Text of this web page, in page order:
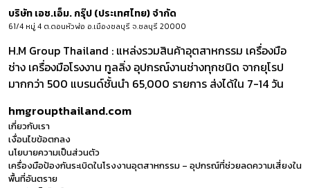
บริษัท เอช.เอ็ม. กรุ๊ป (ประเทศไทย) จำกัด
61/4 หมู่ 4 ต.ดอนหัวฬ่อ อ.เมืองชลบุรี จ.ชลบุรี 20000
H.M Group Thailand : แหล่งรวมสินค้าอุตสาหกรรม เครื่องมือ
ช่าง เครื่องมือโรงงาน ทูลลิ่ง อุปกรณ์งานช่างทุกชนิด จากยุโรป
มากกว่า 500 แบรนด์ชั้นนำ 65,000 รายการ ส่งได้ใน 7-14 วัน
hmgroupthailand.com
เกี่ยวกับเรา
เงื่อนไขข้อตกลง
นโยบายความเป็นส่วนตัว
เครื่องมือป้องกันระเบิดในโรงงานอุตสาหกรรม – อุปกรณ์ที่ช่วยลดความเสี่ยงใน
พื้นที่อันตราย